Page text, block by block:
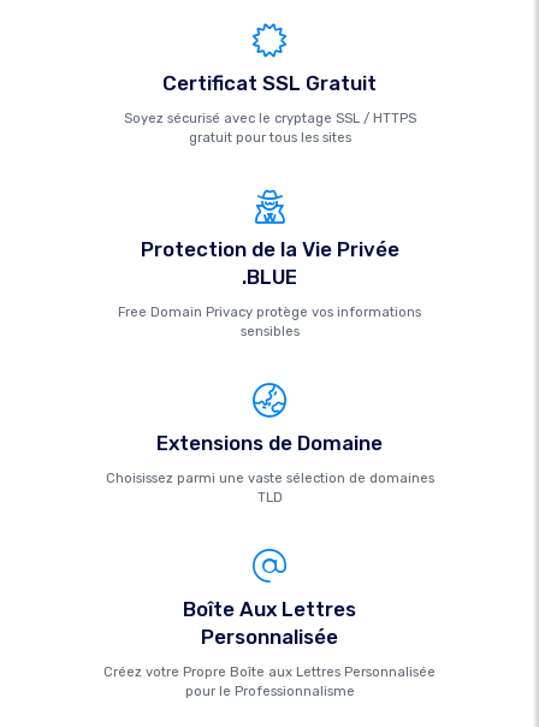
Certificat SSL Gratuit
Soyez sécurisé avec le cryptage SSL / HTTPS
gratuit pour tous les sites
Protection de la Vie Privée
.BLUE
Free Domain Privacy protège vos informations
sensibles
Extensions de Domaine
Choisissez parmi une vaste sélection de domaines
TLD
Boîte Aux Lettres
Personnalisée
Créez votre Propre Boîte aux Lettres Personnalisée
pour le Professionnalisme